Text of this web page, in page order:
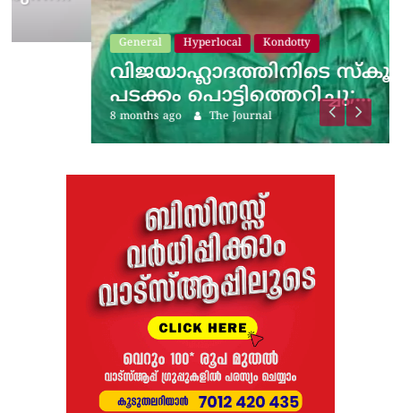
General Hyperlocal Kondotty
വിജയാഹ്ലാദത്തിനിടെ സ്കൂട്ടറിലെ
പടക്കം പൊട്ടിത്തെറിച്ചു;…
The Journal